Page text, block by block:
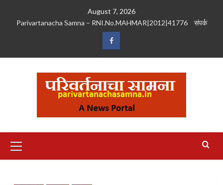
August 7, 2026
Parivartanacha Samna – RNI.No.MAHMAR|2012|41776
संपर्क
Facebook
Menu